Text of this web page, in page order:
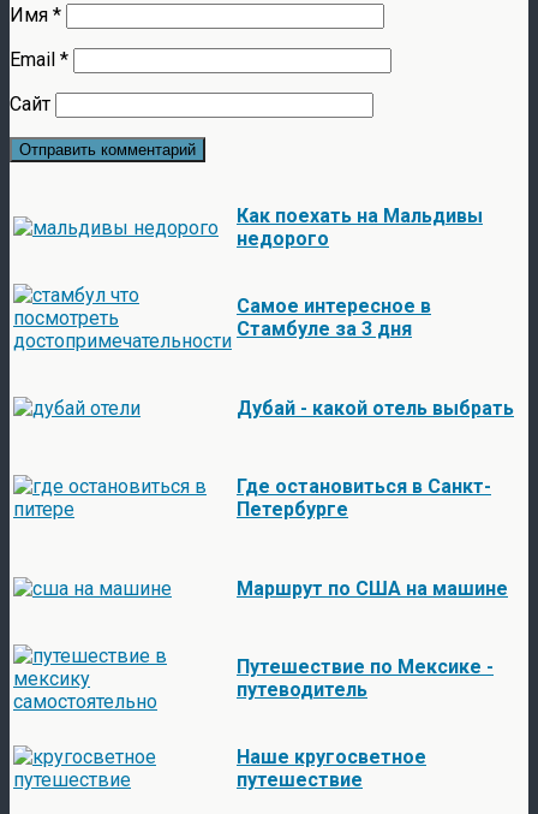
Имя *
Email *
Сайт
Как поехать на Мальдивы
недорого
Самое интересное в
Стамбуле за 3 дня
Дубай - какой отель выбрать
Где остановиться в Санкт-
Петербурге
Маршрут по США на машине
Путешествие по Мексике -
путеводитель
Наше кругосветное
путешествие